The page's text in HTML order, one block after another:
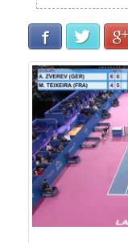
Facebook Twitter